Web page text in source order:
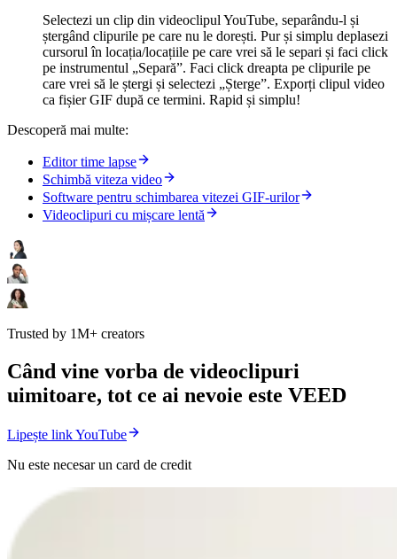
Selectezi un clip din videoclipul YouTube, separându-l și
ștergând clipurile pe care nu le dorești. Pur și simplu deplasezi
cursorul în locația/locațiile pe care vrei să le separi și faci click
pe instrumentul „Separă”. Faci click dreapta pe clipurile pe
care vrei să le ștergi și selectezi „Șterge”. Exporți clipul video
ca fișier GIF după ce termini. Rapid și simplu!
Descoperă mai multe:
Editor time lapse
Schimbă viteza video
Software pentru schimbarea vitezei GIF-urilor
Videoclipuri cu mișcare lentă
Trusted by 1M+ creators
Când vine vorba de videoclipuri
uimitoare, tot ce ai nevoie este VEED
Lipește link YouTube
Nu este necesar un card de credit